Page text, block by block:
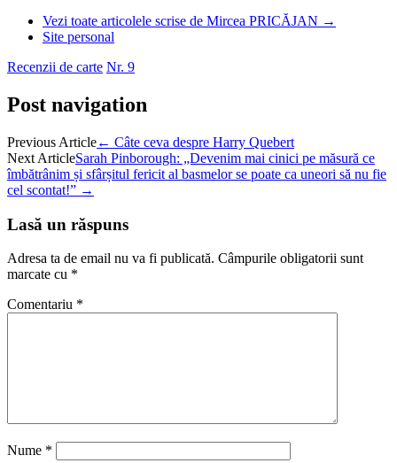
Vezi toate articolele scrise de Mircea PRICĂJAN →
Site personal
Recenzii de carte Nr. 9
Post navigation
Previous Article← Câte ceva despre Harry Quebert
Next ArticleSarah Pinborough: „Devenim mai cinici pe măsură ce
îmbătrânim și sfârșitul fericit al basmelor se poate ca uneori să nu fie
cel scontat!” →
Lasă un răspuns
Adresa ta de email nu va fi publicată. Câmpurile obligatorii sunt
marcate cu *
Comentariu *
Nume *